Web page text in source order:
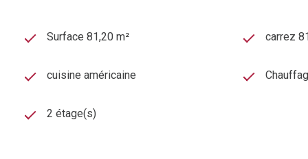
Surface 81,20 m² carrez
cuisine américaine
2 étage(s)